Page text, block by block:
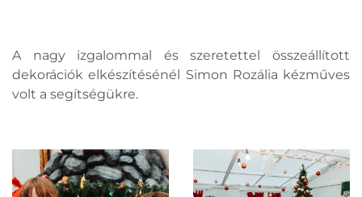
A nagy izgalommal és szeretettel összeállított
dekorációk elkészítésénél Simon Rozália kézműves
volt a segítségükre.